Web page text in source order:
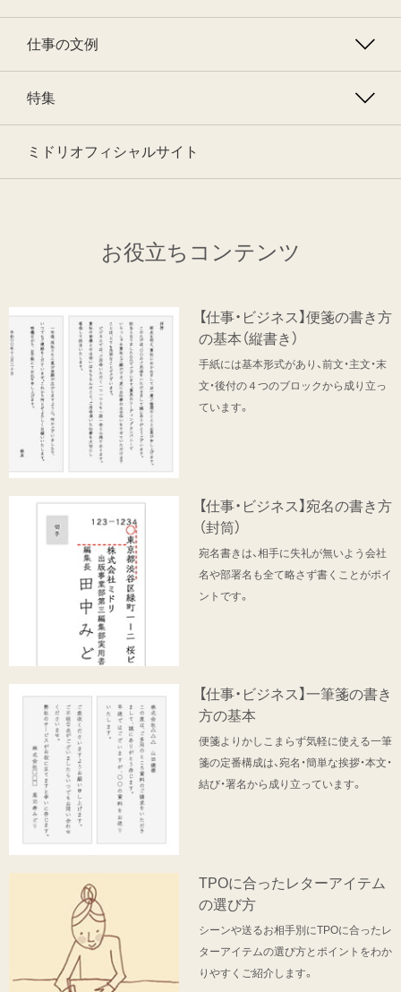
仕事の文例
特集
ミドリオフィシャルサイト
お役立ちコンテンツ
【仕事・ビジネス】便箋の書き方
の基本（縦書き）
手紙には基本形式があり、前文・主文・末
文・後付の４つのブロックから成り立っ
ています。
【仕事・ビジネス】宛名の書き方
（封筒）
宛名書きは、相手に失礼が無いよう会社
名や部署名も全て略さず書くことがポイ
ントです。
【仕事・ビジネス】一筆箋の書き
方の基本
便箋よりかしこまらず気軽に使える一筆
箋の定番構成は、宛名・簡単な挨拶・本文・
結び・署名から成り立っています。
TPOに合ったレターアイテム
の選び方
シーンや送るお相手別にTPOに合ったレ
ターアイテムの選び方とポイントをわか
りやすくご紹介します。